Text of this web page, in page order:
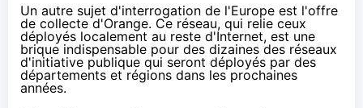
Un autre sujet d'interrogation de l'Europe est l'offre
de collecte d'Orange. Ce réseau, qui relie ceux
déployés localement au reste d'Internet, est une
brique indispensable pour des dizaines des réseaux
d'initiative publique qui seront déployés par des
départements et régions dans les prochaines
années.